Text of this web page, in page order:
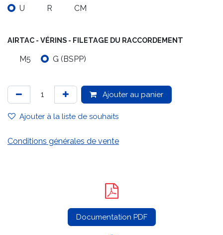
U R CM
AIRTAC - VÉRINS - FILETAGE DU RACCORDEMENT
M5 G (BSPP)
Ajouter au panier
Ajouter à la liste de souhaits
Conditions générales de vente
Documentation PDF